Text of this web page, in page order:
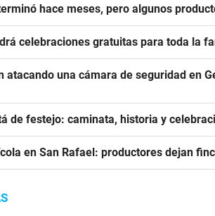
hace meses, pero algunos
celebraciones gratuitas para toda la
atacando una cámara de seguridad en
de festejo: caminata, historia y
en San Rafael: productores dejan